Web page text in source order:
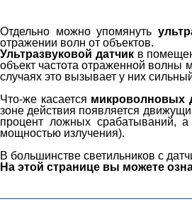
Отдельно можно упомянуть
отражении волн от объектов.
Ультразвуковой датчикв
объект частота отраженной
случаях это вызывает у них
Что-же касается микроволновых
зоне действия появляется
процент ложных срабатываний, а
мощностью излучения).
В большинстве светильников с
На этой странице вы можете